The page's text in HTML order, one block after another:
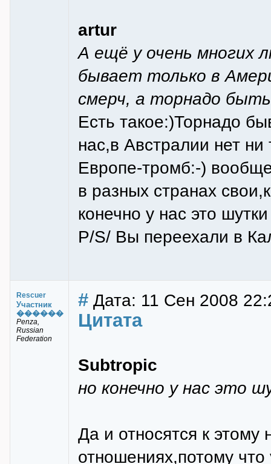
artur
А ещё у очень многих
бывает только в
смерч, а торнадо
Есть такое:)Торнадо
нас,в Австралии нет ни
Европе-тромб:-)
в разных странах
конечно у нас это
P/S/ Вы переехали в
Rescuer
Участник
������
Penza,
Russian
Federation
# Дата: 11 Сен 2008
Цитата
Subtropic
но конечно у нас это
Да и относятся к этому
отношениях,потому что